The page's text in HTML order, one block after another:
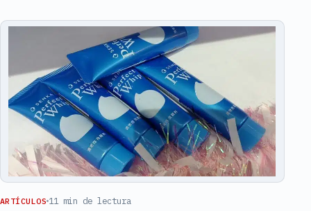
ARTÍCULOS 11 min de lectura